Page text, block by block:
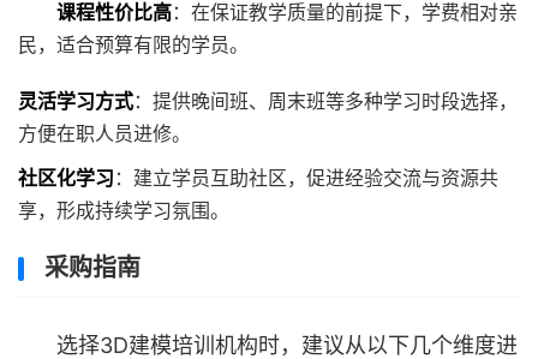
课程性价比高：在保证教学质量的前提下，学费相对亲
民，适合预算有限的学员。
灵活学习方式：提供晚间班、周末班等多种学习时段选择，
方便在职人员进修。
社区化学习 ：建立学员互助社区，促进经验交流与资源共
享，形成持续学习氛围。
采购指南
选择3D建模培训机构时，建议从以下几个维度进